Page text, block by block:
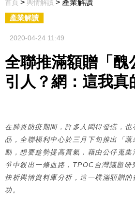
首頁 > 輿情解讀 > 產業解讀
產業解讀
2020-04-24 11:49
全聯推滿額贈「醜
引人？網：這我真
在肺炎防疫期間，許多人悶得發慌，
品，全聯福利中心於三月下旬推出「
動，想要趁勢提高買氣，藉由公仔蒐
爭中殺出一條血路，TPOC台灣議題
快析輿情資料庫分析，這一檔滿額贈
功。